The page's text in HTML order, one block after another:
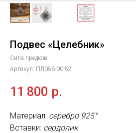
Подвес «Целебник»
Сила предков
Артикул: ПЛ086-00-52
11 800 р.
Материал: серебро 925°
Вставки: сердолик